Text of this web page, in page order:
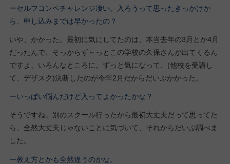
ーセルフコンペチャレンジ凄い。入ろうって思ったきっかけか
ら、申し込みまでは早かったの？
いや、かかった。最初に気にしてたのは、本当去年の3月とか4月
だったんで、そっからず～っとこの学校の久保さんが出てくるん
ですよ、いろんなところに。ずっと気になって、(他校を受講し
て、デザスク)決断したのが今年2月だからだいぶかかった。
ーいっぱい悩んだけど入ってよかったかな？
そうですね。別のスクール行ったから最初大丈夫だって思ってた
ら、全然大丈夫じゃないことに気づいて、それからだいぶ調べま
した。
ー教え方とかも全然違うのかな。